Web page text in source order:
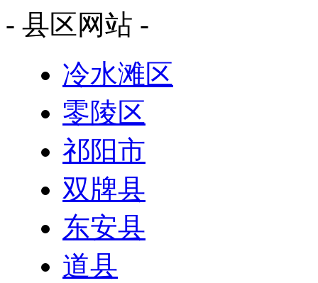
- 县区网站 -
冷水滩区
零陵区
祁阳市
双牌县
东安县
道县